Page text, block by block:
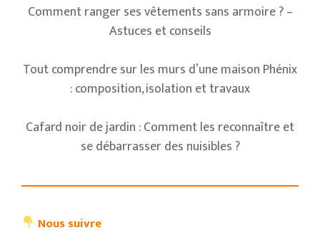
Comment ranger ses vêtements sans armoire ? –
Astuces et conseils
Tout comprendre sur les murs d’une maison Phénix
: composition, isolation et travaux
Cafard noir de jardin : Comment les reconnaître et
se débarrasser des nuisibles ?
Nous suivre